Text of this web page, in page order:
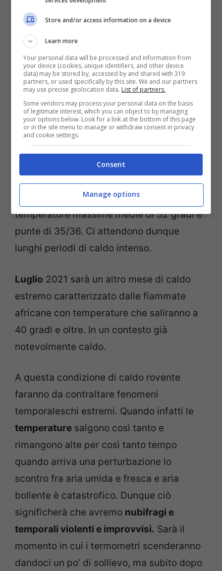
particolarmente freddo e piovoso.
Dunque l’estate 2021, a meno di
eccezionali cambiamenti, sarà caldissima.
E i termometri inizieranno da subito a
volare verso l’alto.
Già aGiugnoci sarà un saldo positivo di
almeno 2 gradi in più di media. Ciò
significa che nel primo mese dell’estate
avremo almeno due settimane in più di
caldo intenso rispetto al solito con
temperature massime medie di 32 gradi e
punte di 35/36. Ci attendono dunque
lunghi periodi di caldo intenso.
Luglio 2021 sarà un altro mese di caldo
estremo caratterizzato dalle fiammate
africane con temperature che saliranno a
40 gradi e oltre. In un contesto già
notevolmente caldo.
A questa condizione di caldo rovente
faranno da contraltare fenomeni
temporaleschi estremi. Quando infatti le
temperature salgono così tanto e
rimangono alte per così tanto tempo
quando arriva una perturbazione lo
scontro fra aria umida e fresca e aria
bollente è catastrofico. Dunque ciò
significherà che avremo nubifragi e
temporali violenti e improvvisi. Sarà il
momento in cui i termometri scenderanno
dandoci un po’ di sollievo, ma subito dopo
Store and/or access information on a device
Learn more
Your personal data will be processed and information from
your device (cookies, unique identifiers, and other device
data) may be stored by, accessed by and shared with 319
partners, or used specifically by this site. We and our partners
may use precise geolocation data. List of partners.
Some vendors may process your personal data on the basis
of legitimate interest, which you can object to by managing
your options below. Look for a link at the bottom of this page
or in the site menu to manage or withdraw consent in privacy
and cookie settings.
Consent
Manage options